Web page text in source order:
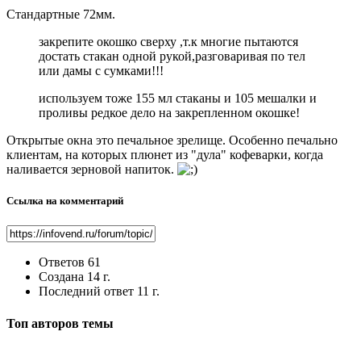
Стандартные 72мм.
закрепите окошко сверху ,т.к многие пытаются
достать стакан одной рукой,разговаривая по тел
или дамы с сумками!!!
используем тоже 155 мл стаканы и 105 мешалки и
проливы редкое дело на закрепленном окошке!
Открытые окна это печальное зрелище. Особенно печально
клиентам, на которых плюнет из "дула" кофеварки, когда
наливается зерновой напиток.
Ссылка на комментарий
Ответов 61
Создана 14 г.
Последний ответ 11 г.
Топ авторов темы